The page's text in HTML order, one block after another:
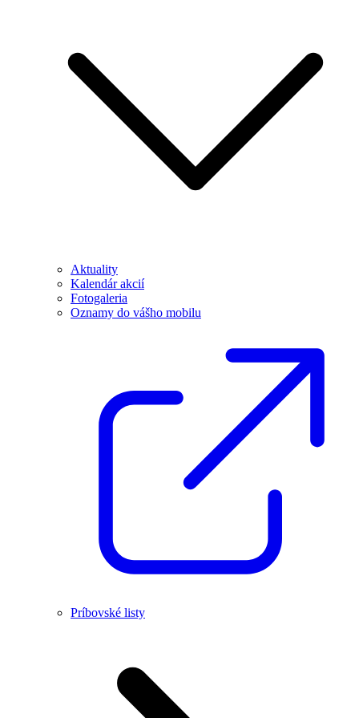
Aktuality
Kalendár akcií
Fotogaleria
Oznamy do vášho mobilu
Príbovské listy